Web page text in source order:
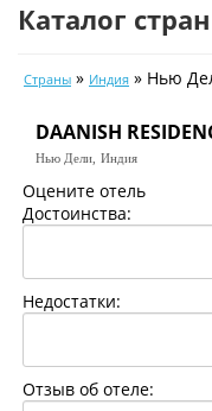
Календарь туров
Цены дня
Страны
Каталог
Страны » Индия » Нью
DAANISH
Нью Дели, Индия
Оцените отель
Достоинства:
Недостатки:
Отзыв об отеле: